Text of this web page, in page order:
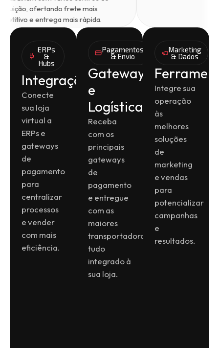
distribuição, ofertando frete mais
competitivo e entrega mais rápida.
ERPs
&
Hubs
Integrações
Conecte
sua loja
virtual a
ERPs e
gateways
de
pagamento
para
centralizar
processos
e vender
com mais
eficiência.
Pagamentos
& Envio
Gateways
e
Logística
Receba
com os
principais
gateways
de
pagamento
e entregue
com as
maiores
transportadoras,
tudo
integrado à
sua loja.
Marketing
& Dados
Integre sua
operação
às
melhores
soluções
de
marketing
e vendas
para
potencializar
campanhas
e
resultados.